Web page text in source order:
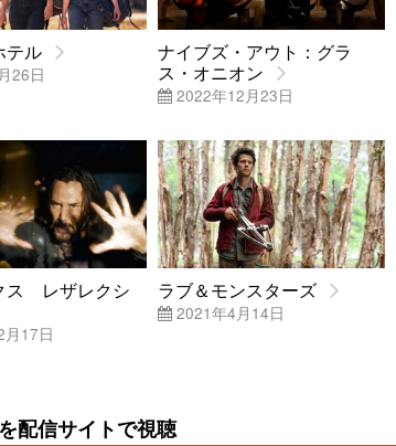
テル
26日
ナイブズ・アウト：グラ
ス・オニオン
2022年12月23日
ス レザレクシ
17日
ラブ＆モンスターズ
2021年4月14日
配信サイトで視聴